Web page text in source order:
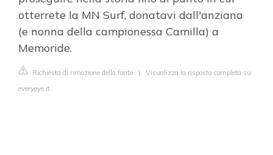
otterrete la MN Surf, donatavi dall'anziana
(e nonna della campionessa Camilla) a
Memoride.
Richiesta di rimozione della fonte | Visualizza la risposta completa su
everyeye.it